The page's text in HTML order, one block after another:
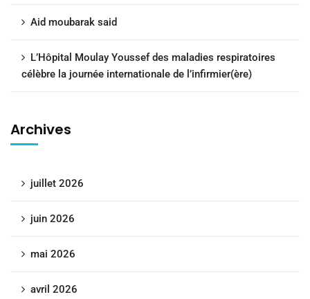
Aid moubarak said
L’Hôpital Moulay Youssef des maladies respiratoires
célèbre la journée internationale de l’infirmier(ère)
Archives
juillet 2026
juin 2026
mai 2026
avril 2026